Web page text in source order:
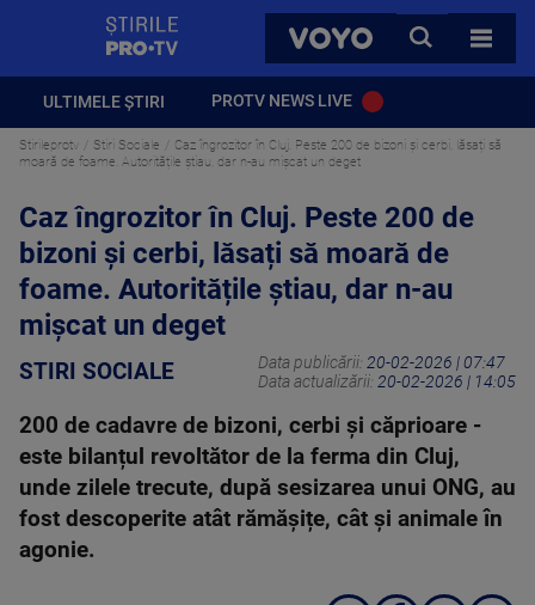
VOYO
CAUTA
TOATE
ULTIMELE ȘTIRI PROTV NEWS LIVE
Stirileprotv Stiri Sociale
Caz îngrozitor în Cluj. Peste 200 de bizoni și cerbi, lăsați să
moară de foame. Autoritățile știau, dar n-au mișcat un deget
Caz îngrozitor în Cluj. Peste 200 de
bizoni și cerbi, lăsați să moară de
foame. Autoritățile știau, dar n-au
mișcat un deget
STIRI SOCIALE Data publicării: 20-02-2026 | 07:47
Data actualizării: 20-02-2026 | 14:05
200 de cadavre de bizoni, cerbi și căprioare -
este bilanțul revoltător de la ferma din Cluj,
unde zilele trecute, după sesizarea unui ONG, au
fost descoperite atât rămășițe, cât și animale în
agonie.